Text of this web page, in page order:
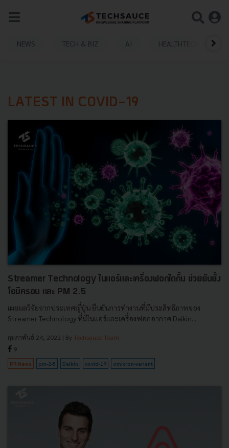
NEWS TECH & BIZ AI HEALTHTECH
LATEST IN COVID-19
Streamer Technology ในแอร์และเครื่องฟอกไดกิ้น ช่วยยับยั้ง
โอมิครอน และ PM 2.5
เผยผลวิจัยจากประเทศญี่ปุ่น ยืนยันการทำงานที่มีประสิทธิภาพของ
Streamer Technology ที่มีในแอร์และเครื่องฟอกอากาศ Daikin...
กุมภาพันธ์ 24, 2022 | By Techsauce Team
9
PR News pm-2-5 Daikin covid-19 omicron-variant